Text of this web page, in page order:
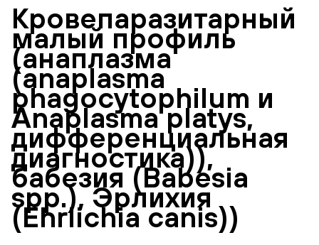
Кровепаразитарный
малый профиль
(анаплазма
(аnaplasma
phagocytophilum и
Anaplasma platys,
дифференциальная
диагностика)),
бабезия (Babesia
spp.), Эрлихия
(Ehrlichia canis))